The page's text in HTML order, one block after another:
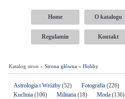
Home O katalogu
Regulamin Kontakt
Katalog stron » Strona główna» Hobby
Astrologia i Wróżby(52) Fotografia(226)
Kuchnia(106) Militaria(18) Moda(136)